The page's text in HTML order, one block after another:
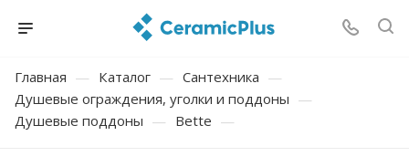
Главная — Каталог — Сантехника —
Душевые ограждения, уголки и поддоны —
Душевые поддоны — Bette —